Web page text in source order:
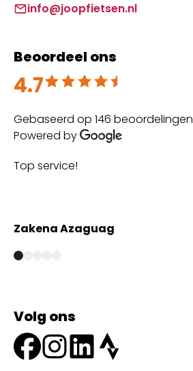
info@joopfietsen.nl
Beoordeel ons
4.7
Beoordeeld met 4.7 uit 5
Gebaseerd op 146 beoordelingen
Powered by
Top service!
Zakena Azaguag
Volg ons